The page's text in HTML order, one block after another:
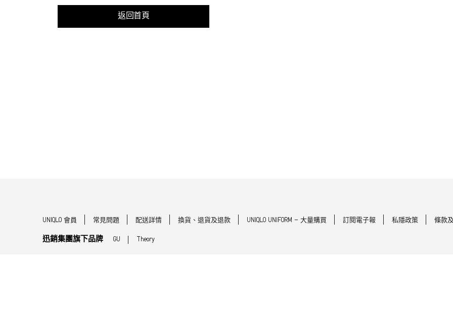
返回首頁
UNIQLO 會員 常見問題 配送詳情 換貨、退貨及退款 UNIQLO UNIFORM - 大量購買 訂閱電子報 私隱政策 條款
迅銷集團旗下品牌 GU Theory